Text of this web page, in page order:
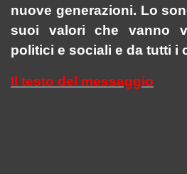
nuove generazioni. Lo
suoi valori che vanno
politici e sociali e da tutti i
Il testo del messaggio